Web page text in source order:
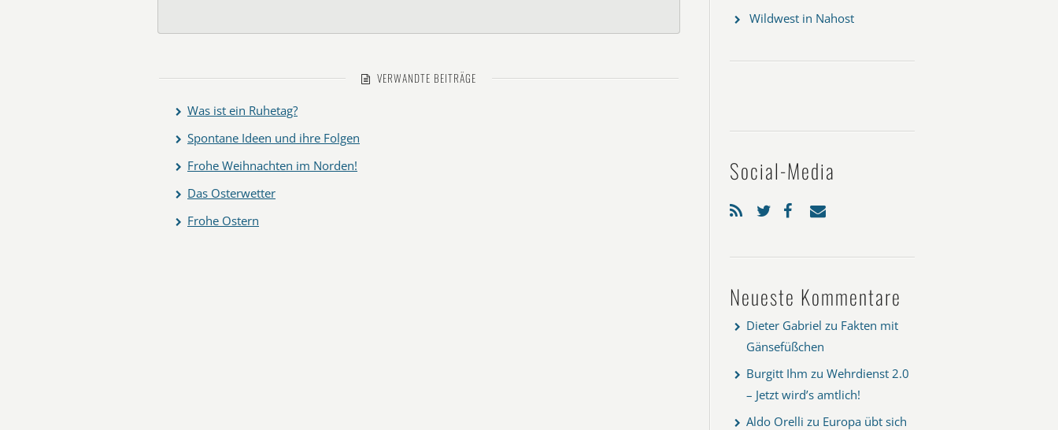
VERWANDTE BEITRÄGE
Was ist ein Ruhetag?
Spontane Ideen und ihre Folgen
Frohe Weihnachten im Norden!
Das Osterwetter
Frohe Ostern
Wildwest in Nahost
Social-Media
Neueste Kommentare
Dieter Gabriel zu Fakten mit
Gänsefüßchen
Burgitt Ihm zu Wehrdienst 2.0
– Jetzt wird’s amtlich!
Aldo Orelli zu Europa übt sich